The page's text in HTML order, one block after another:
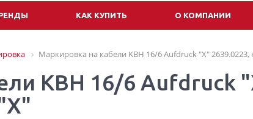
КАК КУПИТЬ О КОМПАНИИ
Маркировка на кабели KBH 16/6 Aufdruck "X" 2639.0223,
KBH 16/6 Aufdruck